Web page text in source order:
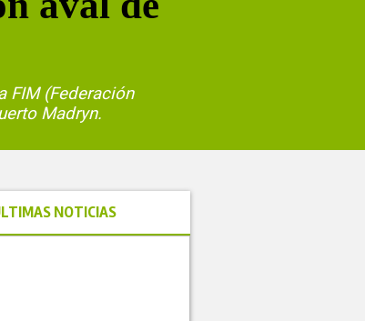
FIM (Federación
Madryn.
NOTICIAS